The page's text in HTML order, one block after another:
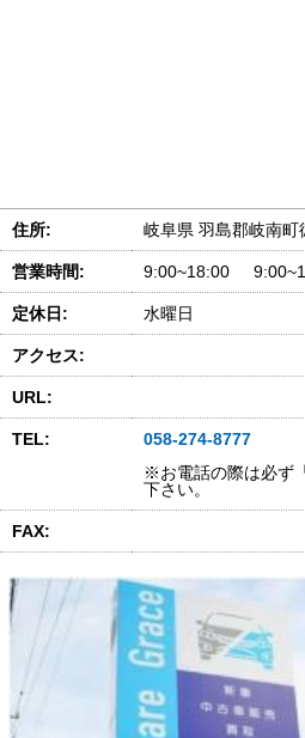
住所: 岐阜県 羽島郡岐南町
営業時間: 9:00~18:00
定休日: 水曜日
アクセス:
URL:
TEL:
058-274-8777
※お電話の際は必ず
下さい。
FAX: